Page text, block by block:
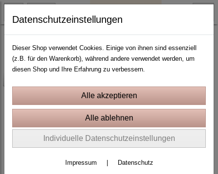
Fabelwesen und Prinzessinnen
Datenschutzeinstellungen
Dieser Shop verwendet Cookies. Einige von ihnen sind essenziell
(z.B. für den Warenkorb), während andere verwendet werden, um
diesen Shop und Ihre Erfahrung zu verbessern.
Individuelle Datenschutzeinstellungen
Impressum Datenschutz